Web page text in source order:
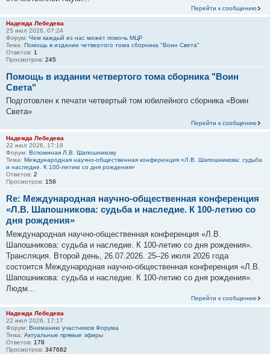
Перейти к сообщению
Надежда Лебедева
25 июл 2026, 07:24
Форум: Чем каждый из нас может помочь МЦР
Тема: Помощь в издании четвертого тома сборника "Воин Света"
Ответов: 1
Просмотров: 245
Помощь в издании четвертого тома сборника "Воин
Света"
Подготовлен к печати четвертый том юбилейного сборника «Воин
Света»
Перейти к сообщению
Надежда Лебедева
22 июл 2026, 17:18
Форум: Вспоминая Л.В. Шапошникову
Тема: Международная научно-общественная конференция «Л.В. Шапошникова: судьба
и наследие. К 100-летию со дня рождения»
Ответов: 2
Просмотров: 158
Re: Международная научно-общественная конференция
«Л.В. Шапошникова: судьба и наследие. К 100-летию со
дня рождения»
Международная научно-общественная конференция «Л.В.
Шапошникова: судьба и наследие. К 100-летию со дня рождения».
Трансляция. Второй день, 26.07.2026. 25–26 июля 2026 года
состоится Международная научно-общественная конференция «Л.В.
Шапошникова: судьба и наследие. К 100-летию со дня рождения».
Людм...
Перейти к сообщению
Надежда Лебедева
22 июл 2026, 17:17
Форум: Вниманию участников Форума
Тема: Актуальные прямые эфиры
Ответов: 178
Просмотров: 347682